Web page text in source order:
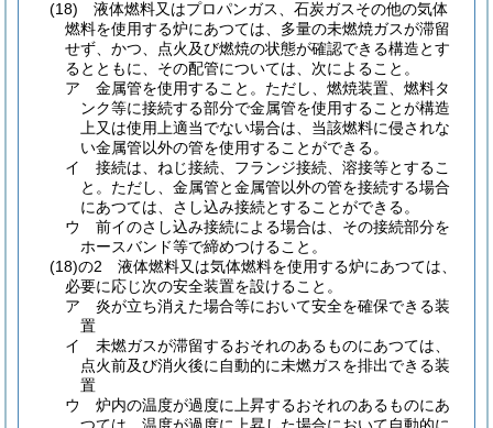
(18)
液体燃料又はプロパンガス、石炭ガスその他の気体
燃料を使用する炉にあつては、多量の未燃焼ガスが滞留
せず、かつ、点火及び燃焼の状態が確認できる構造とす
るとともに、その配管については、次によること。
ア
金属管を使用すること。 ただし、燃焼装置、燃料タ
ンク等に接続する部分で金属管を使用することが構造
上又は使用上適当でない場合は、当該燃料に侵されな
い金属管以外の管を使用することができる。
イ
接続は、ねじ接続、フランジ接続、溶接等とするこ
と。 ただし、金属管と金属管以外の管を接続する場合
にあつては、さし込み接続とすることができる。
ウ
前イのさし込み接続による場合は、その接続部分を
ホースバンド等で締めつけること。
(18)の2
液体燃料又は気体燃料を使用する炉にあつては、
必要に応じ次の安全装置を設けること。
ア
炎が立ち消えた場合等において安全を確保できる装
置
イ
未燃ガスが滞留するおそれのあるものにあつては、
点火前及び消火後に自動的に未燃ガスを排出できる装
置
ウ
炉内の温度が過度に上昇するおそれのあるものにあ